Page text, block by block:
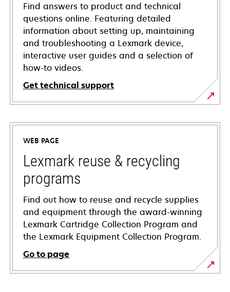
Find answers to product and technical
questions online. Featuring detailed
information about setting up, maintaining
and troubleshooting a Lexmark device,
interactive user guides and a selection of
how-to videos.
Get technical support
opens
in
new
tab
WEB PAGE
Lexmark reuse & recycling
programs
Find out how to reuse and recycle supplies
and equipment through the award-winning
Lexmark Cartridge Collection Program and
the Lexmark Equipment Collection Program.
Go to page